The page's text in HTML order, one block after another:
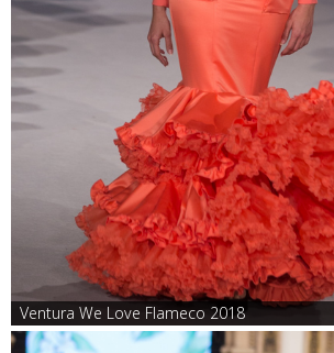
Ventura We Love Flameco 2018